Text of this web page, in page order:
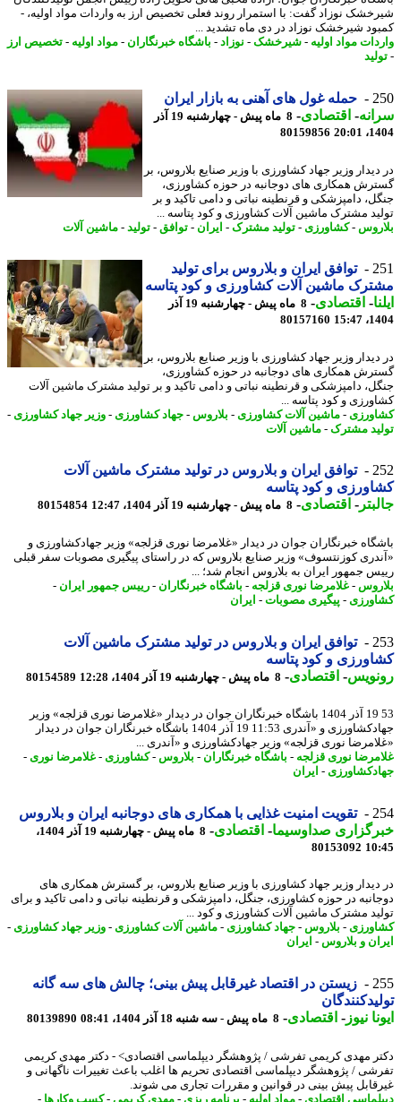
نوزاد گفت: با استمرار روند فعلی تخصیص ارز به واردات مواد اولیه، -
شیرخشک نوزاد در دی ماه تشدید ...
مواد اولیه -شیرخشک-نوزاد- باشگاه خبرنگاران- مواد اولیه -تخصیص ارز
حمله غول های آهنی به بازار ایران
- اقتصادی-
8 ماه پیش - چهارشنبه 19 آذر
80159856
وزیر جهاد کشاورزی با وزیر صنایع بلاروس، بر
همکاری های دوجانبه در حوزه کشاورزی،
دامپزشکی و قرنطینه نباتی و دامی تاکید و بر
مشترک ماشین آلات کشاورزی و کود پتاسه ...
-کشاورزی- تولید مشترک- ایران - توافق-تولید-ماشین آلات
توافق ایران و بلاروس برای تولید
ماشین آلات کشاورزی و کود پتاسه
-اقتصادی-
8 ماه پیش - چهارشنبه 19 آذر
80157160
وزیر جهاد کشاورزی با وزیر صنایع بلاروس، بر
همکاری های دوجانبه در حوزه کشاورزی،
دامپزشکی و قرنطینه نباتی و دامی تاکید و بر تولید مشترک ماشین آلات
و کود پتاسه ...
- ماشین آلات کشاورزی- بلاروس -جهاد کشاورزی- وزیر جهاد کشاورزی-
مشترک- ماشین آلات
توافق ایران و بلاروس در تولید مشترک ماشین آلات
و کود پتاسه
-اقتصادی-8 ماه پیش - چهارشنبه 19 آذر 1404، 12:47 80154854
خبرنگاران جوان در دیدار «غلامرضا نوری قزلجه» وزیر جهادکشاورزی و
کوزنتسوف» وزیر صنایع بلاروس که در راستای پیگیری مصوبات سفر قبلی
جمهور ایران به بلاروس انجام شد؛ ...
-غلامرضا نوری قزلجه-باشگاه خبرنگاران- رییس جمهور ایران -
- پیگیری مصوبات-ایران
توافق ایران و بلاروس در تولید مشترک ماشین آلات
و کود پتاسه
-اقتصادی-8 ماه پیش - چهارشنبه 19 آذر 1404، 12:28 80154589
53 19 آذر 1404 باشگاه خبرنگاران جوان در دیدار «غلامرضا نوری قزلجه» وزیر
جهادکشاورزی و «آندری 11:53 19 آذر 1404 باشگاه خبرنگاران جوان در دیدار
نوری قزلجه» وزیر جهادکشاورزی و «آندری ...
نوری قزلجه-باشگاه خبرنگاران- بلاروس -کشاورزی- غلامرضا نوری-
- ایران
تقویت امنیت غذایی با همکاری های دوجانبه ایران و بلاروس
صداوسیما-اقتصادی-
8 ماه پیش - چهارشنبه 19 آذر 1404،
80153092
وزیر جهاد کشاورزی با وزیر صنایع بلاروس، بر گسترش همکاری های
در حوزه کشاورزی، جنگل، دامپزشکی و قرنطینه نباتی و دامی تاکید و برای
مشترک ماشین آلات کشاورزی و کود ...
- بلاروس -جهاد کشاورزی- ماشین آلات کشاورزی- وزیر جهاد کشاورزی-
و بلاروس -ایران
زیستن در اقتصاد غیرقابل پیش بینی؛ چالش های سه گانه
نیوز-اقتصادی-8 ماه پیش - سه شنبه 18 آذر 1404، 08:41 80139890
مهدی کریمی تفرشی / پژوهشگر دیپلماسی اقتصادی> - دکتر مهدی کریمی
/ پژوهشگر دیپلماسی اقتصادی تحریم ها اغلب باعث تغییرات ناگهانی و
پیش بینی در قوانین و مقررات تجاری می شوند.
اقتصادی-مواد اولیه -برنامه ریزی - مهدی کریمی -کسب وکارها-